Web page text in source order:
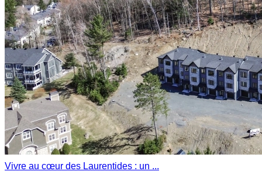
Vivre au cœur des Laurentides : un ...